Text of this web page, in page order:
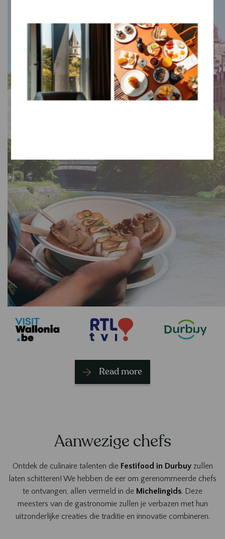
Read more
Aanwezige chefs
Ontdek de culinaire talenten die Festifood in Durbuyzullen
laten schitteren! We hebben de eer om gerenommeerde chefs
te ontvangen, allen vermeld in de Michelingids. Deze
meesters van de gastronomie zullen je verbazen met hun
uitzonderlijke creaties die traditie en innovatie combineren.